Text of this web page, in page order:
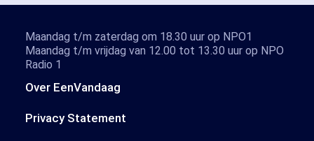
Over EenVandaag
Privacy Statement
Maandag t/m zaterdag om 18.30 uur op NPO1
Maandag t/m vrijdag van 12.00 tot 13.30 uur op NPO
Radio 1